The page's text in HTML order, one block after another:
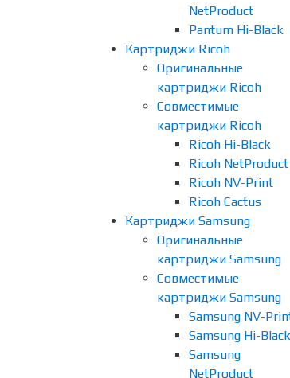
NetProduct
Pantum Hi-Black
Картриджи Ricoh
Оригинальные
картриджи Ricoh
Совместимые
картриджи Ricoh
Ricoh Hi-Black
Ricoh NetProduct
Ricoh NV-Print
Ricoh Cactus
Картриджи Samsung
Оригинальные
картриджи Samsung
Совместимые
картриджи Samsung
Samsung NV-
Samsung Hi-Black
Samsung
NetProduct